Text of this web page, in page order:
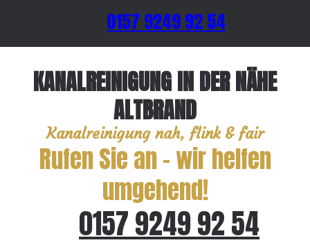
0157 9249 92 54
KANALREINIGUNG IN DER NÄHE
ALTBRAND
Kanalreinigung nah, flink & fair
Rufen Sie an – wir helfen
umgehend!
0157 9249 92 54